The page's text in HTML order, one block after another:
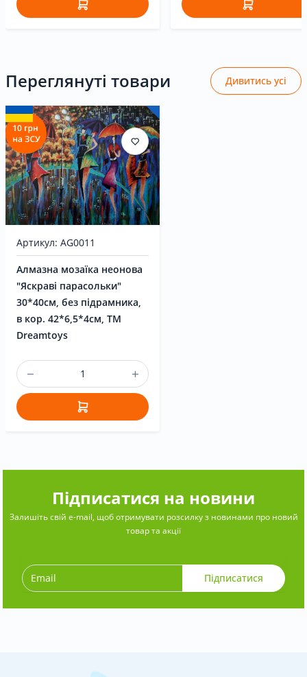
Переглянуті товари Дивитись усі
Артикул: AG0011
Алмазна мозаїка неонова
"Яскраві парасольки"
30*40см, без підрамника,
в кор. 42*6,5*4см, ТМ
Dreamtoys
Підписатися на новини
Залишіть свій e-mail, щоб отримувати розсилку з новинами про новий
товар та акції
Підписатися